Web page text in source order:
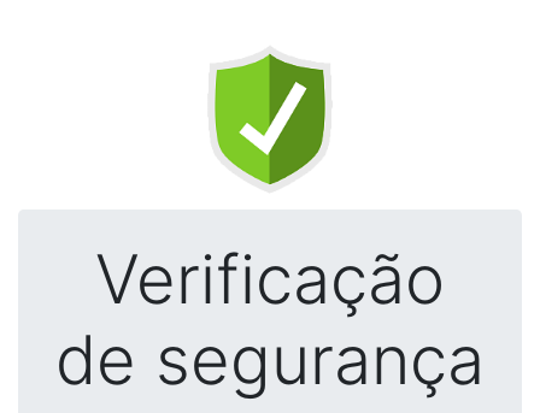
Verificação
de segurança